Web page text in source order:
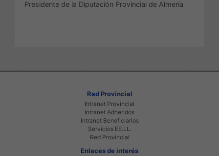
Presidente de la Diputación Provincial de Almería
Red Provincial
Intranet Provincial
Intranet Adheridos
Intranet Beneficiarios
Servicios EE.LL.
Red Provincial
Enlaces de interés